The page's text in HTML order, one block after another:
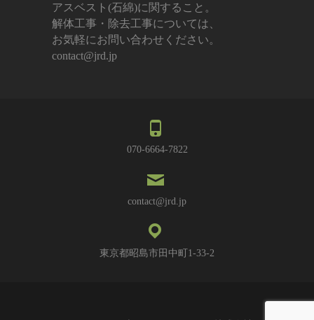
アスベスト(石綿)に関すること。
解体工事・除去工事については、
お気軽にお問い合わせください。
contact@jrd.jp
070-6664-7822
contact@jrd.jp
東京都昭島市田中町1-33-2